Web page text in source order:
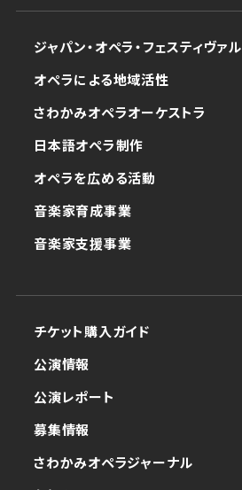
ジャパン・オペラ・フェスティヴァル
オペラによる地域活性
さわかみオペラオーケストラ
日本語オペラ制作
オペラを広める活動
音楽家育成事業
音楽家支援事業
チケット購入ガイド
公演情報
公演レポート
募集情報
さわかみオペラジャーナル